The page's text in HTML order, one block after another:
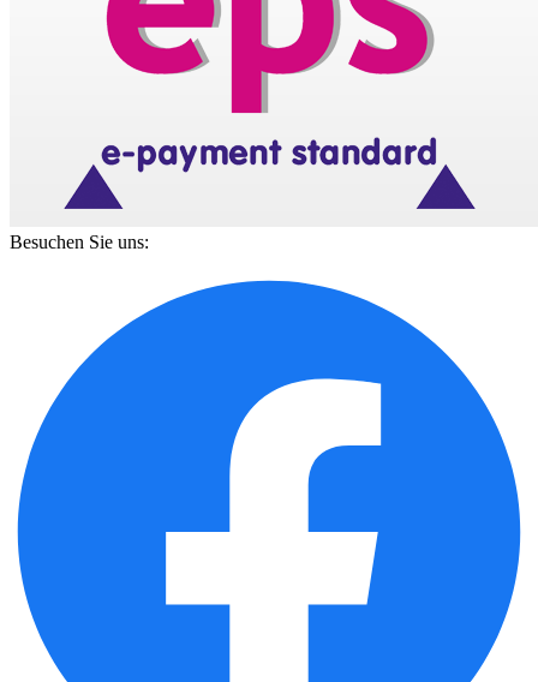
Besuchen Sie uns: